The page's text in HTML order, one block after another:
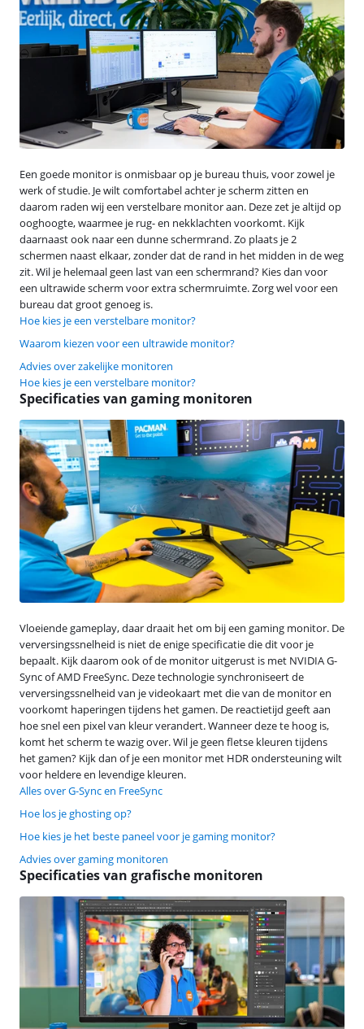
Een goede monitor is onmisbaar op je bureau thuis, voor zowel je
werk of studie. Je wilt comfortabel achter je scherm zitten en
daarom raden wij een verstelbare monitor aan. Deze zet je altijd op
ooghoogte, waarmee je rug- en nekklachten voorkomt. Kijk
daarnaast ook naar een dunne schermrand. Zo plaats je 2
schermen naast elkaar, zonder dat de rand in het midden in de weg
zit. Wil je helemaal geen last van een schermrand? Kies dan voor
een ultrawide scherm voor extra schermruimte. Zorg wel voor een
bureau dat groot genoeg is.
Hoe kies je een verstelbare monitor?
Waarom kiezen voor een ultrawide monitor?
Advies over zakelijke monitoren
Hoe kies je een verstelbare monitor?
Specificaties van gaming monitoren
Vloeiende gameplay, daar draait het om bij een gaming monitor. De
verversingssnelheid is niet de enige specificatie die dit voor je
bepaalt. Kijk daarom ook of de monitor uitgerust is met NVIDIA G-
Sync of AMD FreeSync. Deze technologie synchroniseert de
verversingssnelheid van je videokaart met die van de monitor en
voorkomt haperingen tijdens het gamen. De reactietijd geeft aan
hoe snel een pixel van kleur verandert. Wanneer deze te hoog is,
komt het scherm te wazig over. Wil je geen fletse kleuren tijdens
het gamen? Kijk dan of je een monitor met HDR ondersteuning wilt
voor heldere en levendige kleuren.
Alles over G-Sync en FreeSync
Hoe los je ghosting op?
Hoe kies je het beste paneel voor je gaming monitor?
Advies over gaming monitoren
Specificaties van grafische monitoren